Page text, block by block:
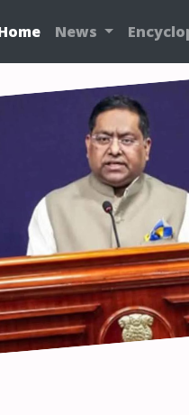
News